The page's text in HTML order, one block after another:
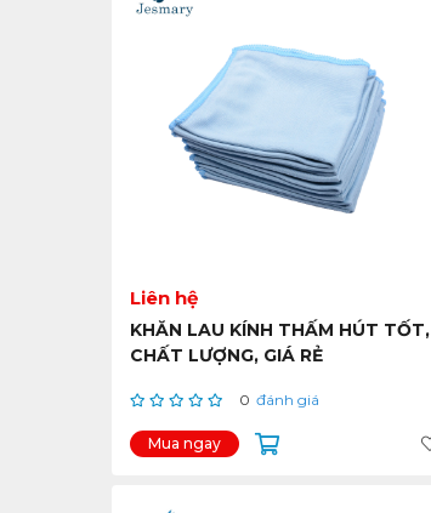
Liên hệ
KHĂN LAU KÍNH THẤM HÚT TỐT,
CHẤT LƯỢNG, GIÁ RẺ
0 đánh giá
Mua ngay